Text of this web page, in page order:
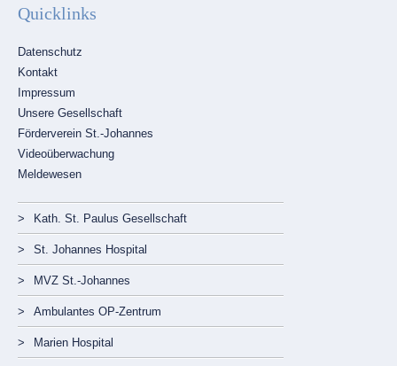
Quicklinks
Navigation
überspringen
Datenschutz
Kontakt
Impressum
Unsere Gesellschaft
Förderverein St.-Johannes
Videoüberwachung
Meldewesen
überspringen
Kath. St. Paulus Gesellschaft
St. Johannes Hospital
MVZ St.-Johannes
Ambulantes OP-Zentrum
Marien Hospital